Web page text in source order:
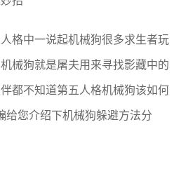
格中一说起机械狗很多求生者玩
械狗就是屠夫用来寻找影藏中的
都不知道第五人格机械狗该如何
给您介绍下机械狗躲避方法分